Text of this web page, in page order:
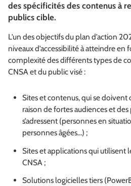
des spécificités des contenus à
publics cible.
L’un des objectifs du plan d’action
niveaux d’accessibilité à atteindre
complexité des différents types de
CNSA et du public visé :
Sites et contenus, qui se doivent
raison de fortes audiences et
s’adressent (personnes en
personnes âgées…) ;
Sites et applications qui utilisent
CNSA ;
Solutions logicielles tiers